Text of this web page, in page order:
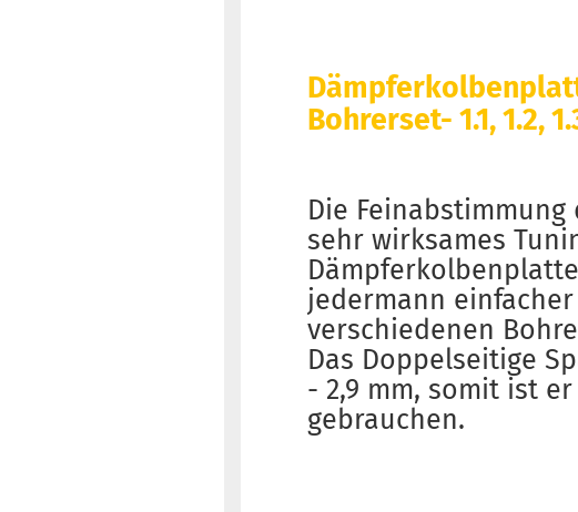
Bohrerset- 1.1, 1.2,
Die
sehr wirksames
jedermann
verschiedenen
Das Doppelseitige
- 2,9 mm, somit ist
gebrauchen.